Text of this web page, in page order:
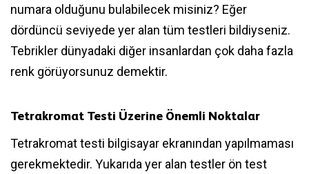
numara olduğunu bulabilecek misiniz? Eğer
dördüncü seviyede yer alan tüm testleri bildiyseniz.
Tebrikler dünyadaki diğer insanlardan çok daha fazla
renk görüyorsunuz demektir.
Tetrakromat Testi Üzerine Önemli Noktalar
Tetrakromat testi bilgisayar ekranından yapılmaması
gerekmektedir. Yukarıda yer alan testler ön test